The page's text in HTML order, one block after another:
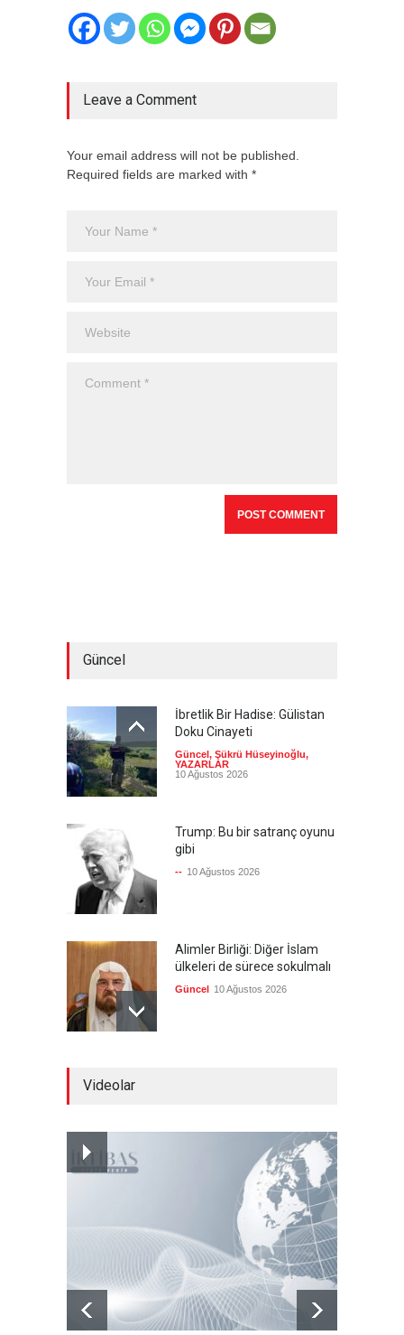
Leave a Comment
Your email address will not be published.
Required fields are marked with *
Güncel
İbretlik Bir Hadise: Gülistan
Doku Cinayeti
Güncel , Şükrü Hüseyinoğlu,
YAZARLAR
10 Ağustos 2026
Trump: Bu bir satranç oyunu
gibi
-- 10 Ağustos 2026
Alimler Birliği: Diğer İslam
ülkeleri de sürece sokulmalı
Güncel 10 Ağustos 2026
Yemen'de devrik hükümet,
İHA'larla mücadele ediyor
8 Ağustos 2026
Videolar